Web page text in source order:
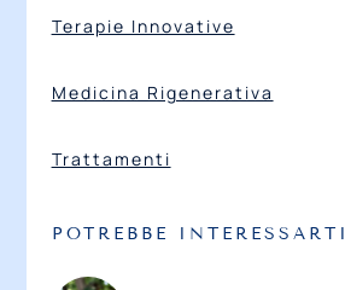
Terapie Innovative
Medicina Rigenerativa
Trattamenti
POTREBBE INTERESSARTI